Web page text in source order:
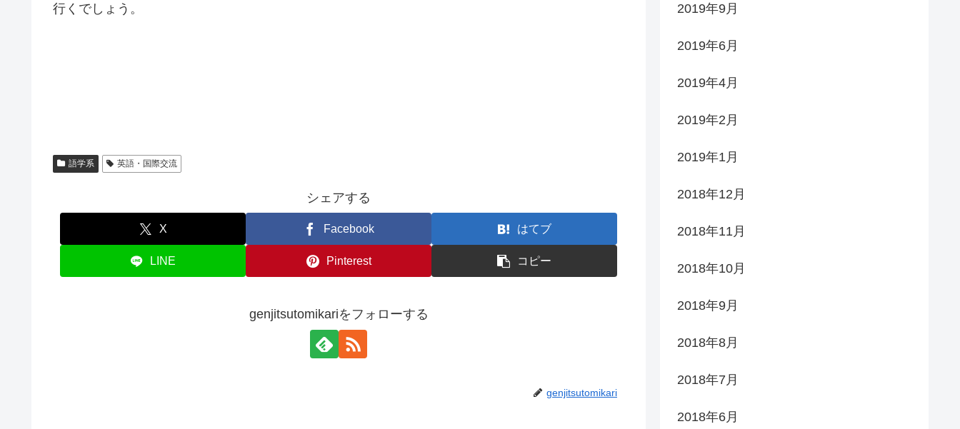
行くでしょう。
語学系 英語・国際交流
シェアする
X Facebook はてブ
LINE Pinterest コピー
genjitsutomikariをフォローする
genjitsutomikari
2019年9月
2019年6月
2019年4月
2019年2月
2019年1月
2018年12月
2018年11月
2018年10月
2018年9月
2018年8月
2018年7月
2018年6月